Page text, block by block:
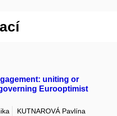
uniting or
Eurooptimist
KUTNAROVÁ Pavlína